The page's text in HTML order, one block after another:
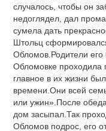
случалось, чтобы он
недоглядел, дал
сумела дать
Штольц
Обломов.Родители
Обломовке
главное в их жизни
времени.Они всей
или ужин».После
дом засыпал.Так
Обломов подрос, его